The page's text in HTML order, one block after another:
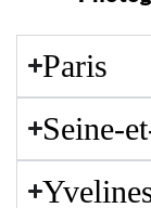
Paris
Seine-